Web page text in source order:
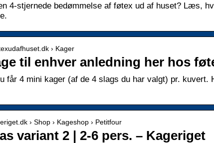
4-stjernede bedømmelse af føtex ud af huset? Læs,
› Kager
til enhver anledning her hos
får 4 mini kager (af de 4 slags du har valgt) pr. kuvert.
› Shop › Kageshop › Petitfour
variant 2 | 2-6 pers. – Kageriget